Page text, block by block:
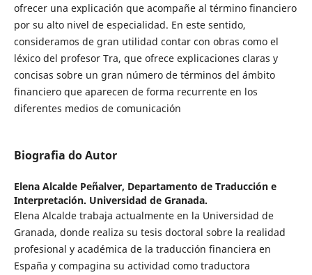
ofrecer una explicación que acompañe al término financiero
por su alto nivel de especialidad. En este sentido,
consideramos de gran utilidad contar con obras como el
léxico del profesor Tra, que ofrece explicaciones claras y
concisas sobre un gran número de términos del ámbito
financiero que aparecen de forma recurrente en los
diferentes medios de comunicación
Biografia do Autor
Elena Alcalde Peñalver, Departamento de Traducción e
Interpretación. Universidad de Granada.
Elena Alcalde trabaja actualmente en la Universidad de
Granada, donde realiza su tesis doctoral sobre la realidad
profesional y académica de la traducción financiera en
España y compagina su actividad como traductora